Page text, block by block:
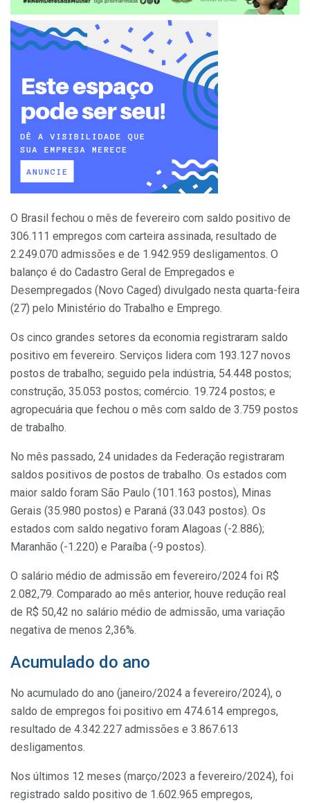
O Brasil fechou o mês de fevereiro com saldo positivo de
306.111 empregos com carteira assinada, resultado de
2.249.070 admissões e de 1.942.959 desligamentos. O
balanço é do Cadastro Geral de Empregados e
Desempregados (Novo Caged) divulgado nesta quarta-feira
(27) pelo Ministério do Trabalho e Emprego.
Os cinco grandes setores da economia registraram saldo
positivo em fevereiro. Serviços lidera com 193.127 novos
postos de trabalho; seguido pela indústria, 54.448 postos;
construção, 35.053 postos; comércio. 19.724 postos; e
agropecuária que fechou o mês com saldo de 3.759 postos
de trabalho.
No mês passado, 24 unidades da Federação registraram
saldos positivos de postos de trabalho. Os estados com
maior saldo foram São Paulo (101.163 postos), Minas
Gerais (35.980 postos) e Paraná (33.043 postos). Os
estados com saldo negativo foram Alagoas (-2.886);
Maranhão (-1.220) e Paraíba (-9 postos).
O salário médio de admissão em fevereiro/2024 foi R$
2.082,79. Comparado ao mês anterior, houve redução real
de R$ 50,42 no salário médio de admissão, uma variação
negativa de menos 2,36%.
Acumulado do ano
No acumulado do ano (janeiro/2024 a fevereiro/2024), o
saldo de empregos foi positivo em 474.614 empregos,
resultado de 4.342.227 admissões e 3.867.613
desligamentos.
Nos últimos 12 meses (março/2023 a fevereiro/2024), foi
registrado saldo positivo de 1.602.965 empregos,